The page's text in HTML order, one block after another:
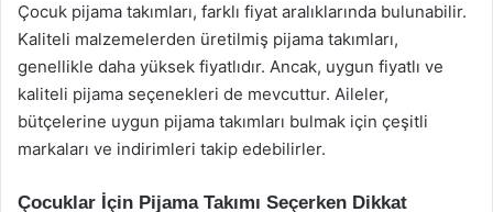
Çocuk pijama takımları, farklı fiyat aralıklarında bulunabilir.
Kaliteli malzemelerden üretilmiş pijama takımları,
genellikle daha yüksek fiyatlıdır. Ancak, uygun fiyatlı ve
kaliteli pijama seçenekleri de mevcuttur. Aileler,
bütçelerine uygun pijama takımları bulmak için çeşitli
markaları ve indirimleri takip edebilirler.
Çocuklar İçin Pijama Takımı Seçerken Dikkat